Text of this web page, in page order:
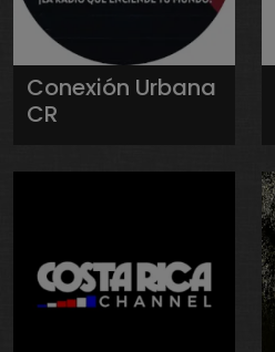
Conexión Urbana
CR